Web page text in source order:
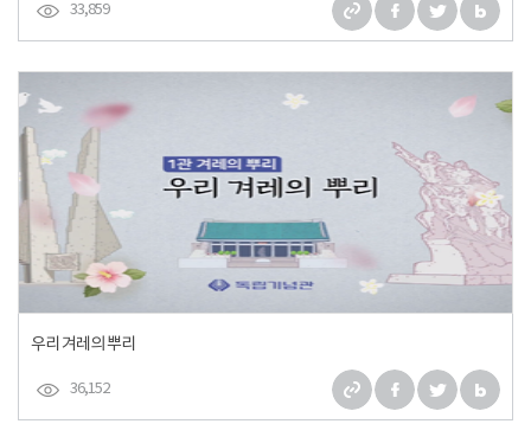
33,859
우리 겨레의 뿌리
36,152